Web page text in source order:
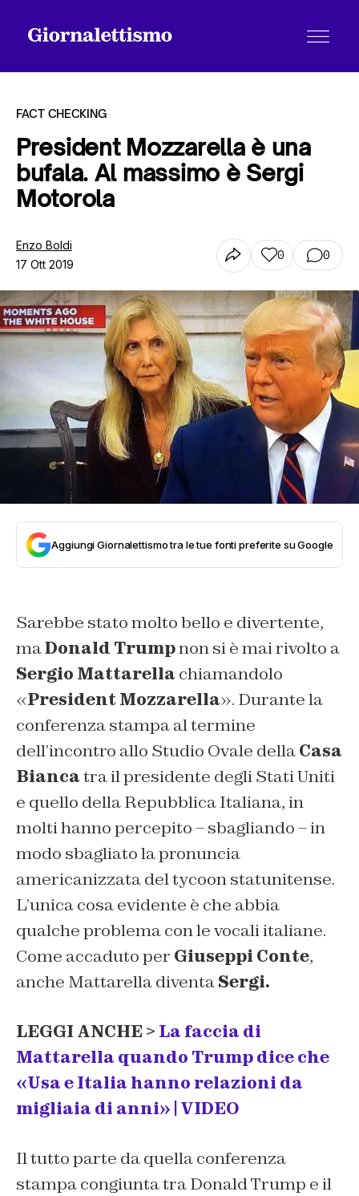
Tutti gli articoli
Chi siamo
Contatti
FACT CHECKING
President Mozzarella è una
bufala. Al massimo è Sergi
Motorola
Enzo Boldi
17 Ott 2019
0 0
Aggiungi Giornalettismo tra le tue fonti preferite su Google
Sarebbe stato molto bello e divertente,
maDonald Trumpnon si è mai rivolto a
Sergio Mattarella chiamandolo
«President Mozzarella». Durante la
conferenza stampa al termine
dell’incontro allo Studio Ovale dellaCasa
Biancatra il presidente degli Stati Uniti
e quello della Repubblica Italiana, in
molti hanno percepito – sbagliando – in
modo sbagliato la pronuncia
americanizzata del tycoon statunitense.
L’unica cosa evidente è che abbia
qualche problema con le vocali italiane.
Come accaduto per Giuseppi Conte,
anche Mattarella diventaSergi.
LEGGI ANCHE > La faccia di
Mattarella quando Trump dice che
«Usa e Italia hanno relazioni da
migliaia di anni» | VIDEO
Il tutto parte da quella conferenza
stampa congiunta tra Donald Trump e il